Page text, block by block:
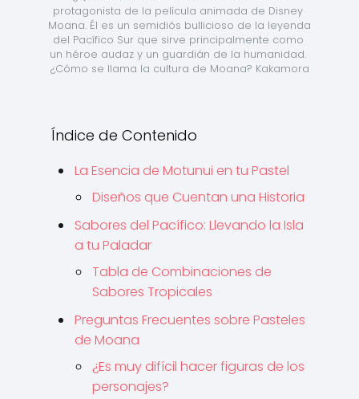
protagonista de la película animada de Disney
Moana. Él es un semidiós bullicioso de la leyenda
del Pacífico Sur que sirve principalmente como
un héroe audaz y un guardián de la humanidad.
¿Cómo se llama la cultura de Moana? Kakamora
Índice de Contenido
La Esencia de Motunui en tu Pastel
Diseños que Cuentan una Historia
Sabores del Pacífico: Llevando la Isla
a tu Paladar
Tabla de Combinaciones de
Sabores Tropicales
Preguntas Frecuentes sobre Pasteles
de Moana
¿Es muy difícil hacer figuras de los
personajes?